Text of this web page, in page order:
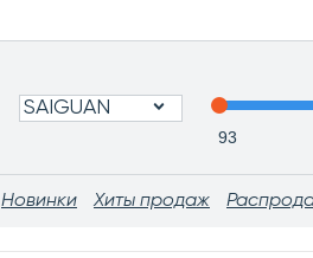
SAIGUAN
Новинки Хиты продаж